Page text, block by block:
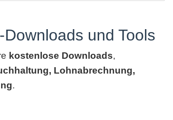
und Tools
kostenlose Downloads,
Lohnabrechnung,
.